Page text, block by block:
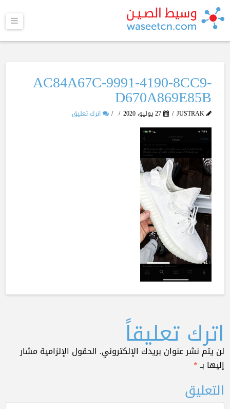
AC84A67C-9991-4190-8CC9-
D670A869E85B
JUSTRAK 27 يوليو، 2020 اترك تعليق
اترك تعليقاً
لن يتم نشر عنوان بريدك الإلكتروني. الحقول الإلزامية مشار
إليها بـ*
التعليق